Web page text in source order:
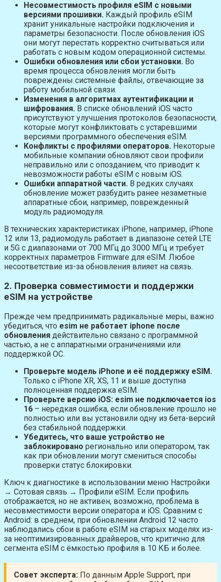
Несовместимость профиля eSIM с новыми
версиями прошивки. Каждый профиль eSIM
хранит уникальные настройки подключения и
параметры безопасности. После обновления iOS
они могут перестать корректно считываться или
работать с новым кодом операционной системы.
Ошибки обновления или сбои установки. Во
время процесса обновления могли быть
повреждены системные файлы, отвечающие за
работу мобильной связи.
Изменения в алгоритмах аутентификации и
шифрования. В списке обновлений iOS часто
присутствуют улучшения протоколов безопасности,
которые могут конфликтовать с устаревшими
версиями программного обеспечения eSIM.
Конфликты с профилями операторов. Некоторые
мобильные компании обновляют свои профили
неправильно или с опозданием, что приводит к
невозможности работы eSIM с новым iOS.
Ошибки аппаратной части. В редких случаях
обновление может разбудить ранее незаметные
аппаратные сбои, например, поврежденный
модуль радиомодуля.
В технических характеристиках iPhone, например, iPhone
12 или 13, радиомодуль работает в диапазоне сетей LTE
и 5G с диапазонами от 700 МГц до 3000 МГц и требует
корректных параметров Firmware для eSIM. Любое
несоответствие из-за обновления влияет на связь.
2. Проверка совместимости и поддержки
eSIM на устройстве
Прежде чем предпринимать радикальные меры, важно
убедиться, что esim не работает iphone после
обновления действительно связано с программной
частью, а не с аппаратными ограничениями или
поддержкой ОС.
Проверьте модель iPhone и её поддержку eSIM.
Только с iPhone XR, XS, 11 и выше доступна
полноценная поддержка eSIM.
Проверьте версию iOS: esim не подключается ios
16 – нередкая ошибка, если обновление прошло не
полностью или вы установили одну из бета-версий
без стабильной поддержки.
Убедитесь, что ваше устройство не
заблокировано регионально или оператором, так
как при обновлении могут смениться способы
проверки статус блокировки.
Ключ к диагностике в использовании меню Настройки
→ Сотовая связь → Профили eSIM. Если профиль
отображается, но не активен, возможно, проблема в
несовместимости версии оператора и iOS. Сравним с
Android: в среднем, при обновлении Android 12 часто
наблюдались сбои в работе eSIM на старых моделях из-
за неоптимизированных драйверов, что критично для
сегмента eSIM с ёмкостью профиля в 10 КБ и более.
Совет эксперта: По данным Apple Support, при